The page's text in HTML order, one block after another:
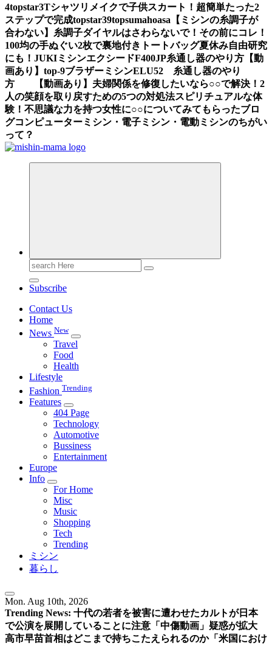
4topstar3Tシャツリメイクで子供スカート！超簡単たった2
ステップで完成topstar39topsumahoasa 【ミシンの糸調子が
合わない】糸調子ダイヤルはさわらないで！その前にコレ！
100均の手ぬぐい2枚で裏地付きトートバッグ夏休み自由研究
にも！ JUKIミシンエクシードF400JP糸通し器のやり方【動
画あり】 top-9ブラザーミシンELU52 糸通し器のやり
方 【動画あり】 夫婦関係を修復したいなら○○で解決！2
人の笑顔を取り戻すための5つの対処法スピリチュアルな体
験！不思議な力を持つ女性に○○についてみてもらったブロ
グコンピューターミシン・電子ミシン・電動ミシンのちがい
って？
Search
for:
Subscribe
Contact Us
Home
News New
Travel
Food
Health
Lifestyle
Fashion Trending
Features
404 Page
Technology
Automotive
Bussiness
Entertainment
Europe
Info
For Home
Misc
Music
Shopping
Tech
Trending
ミシン
暮らし
Mon. Aug 10th, 2026
Trending News: 十代の若者を被害に遭わせたカルトが日本
で公演を展開していることに注意 「中傷動画」疑惑が拡大
高市早苗首相はどこまで持ちこたえられるのか「米国におけ